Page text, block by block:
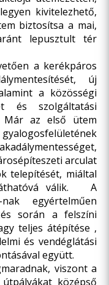
kivitelezhető,
biztosítsa a mai,
lepusztult tér
a kerékpáros
új
a közösségi
és szolgáltatási
Már az első ütem
arculat
telepítését, miáltal
válik. A
egyértelműen
során a felszíni
teljes átépítése ,
és vendéglátási
együtt.
viszont a
középső